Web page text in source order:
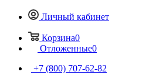
Личный кабинет
Корзина0
Отложенные0
+7 (800) 707-62-82